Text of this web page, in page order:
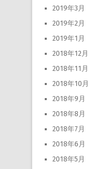
2019年3月
2019年2月
2019年1月
2018年12月
2018年11月
2018年10月
2018年9月
2018年8月
2018年7月
2018年6月
2018年5月